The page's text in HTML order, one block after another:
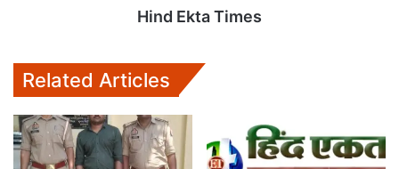
Hind Ekta Times
Related Articles